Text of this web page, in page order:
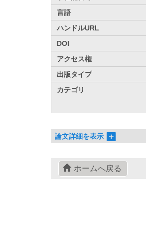
言語
ハンドルURL
DOI
アクセス権
出版タイプ
カテゴリ
論文詳細を表示
ホームへ戻る